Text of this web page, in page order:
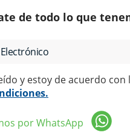
de todo lo que
y estoy de acuerdo con
por WhatsApp